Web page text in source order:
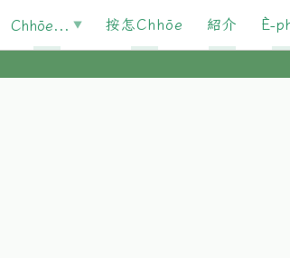
Chhōe... 按怎Chhōe 紹介 È-